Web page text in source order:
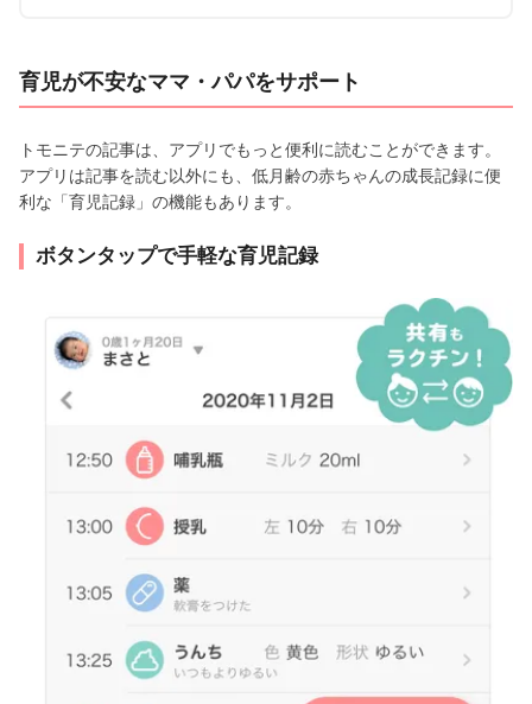
育児が不安なママ・パパをサポート
トモニテの記事は、アプリでもっと便利に読むことができます。
アプリは記事を読む以外にも、低月齢の赤ちゃんの成長記録に便
利な「育児記録」の機能もあります。
ボタンタップで手軽な育児記録